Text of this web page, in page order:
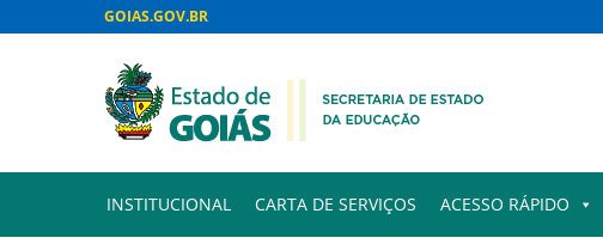
GOIAS.GOV.BR
INSTITUCIONAL CARTA DE SERVIÇOS ACESSO RÁPIDO